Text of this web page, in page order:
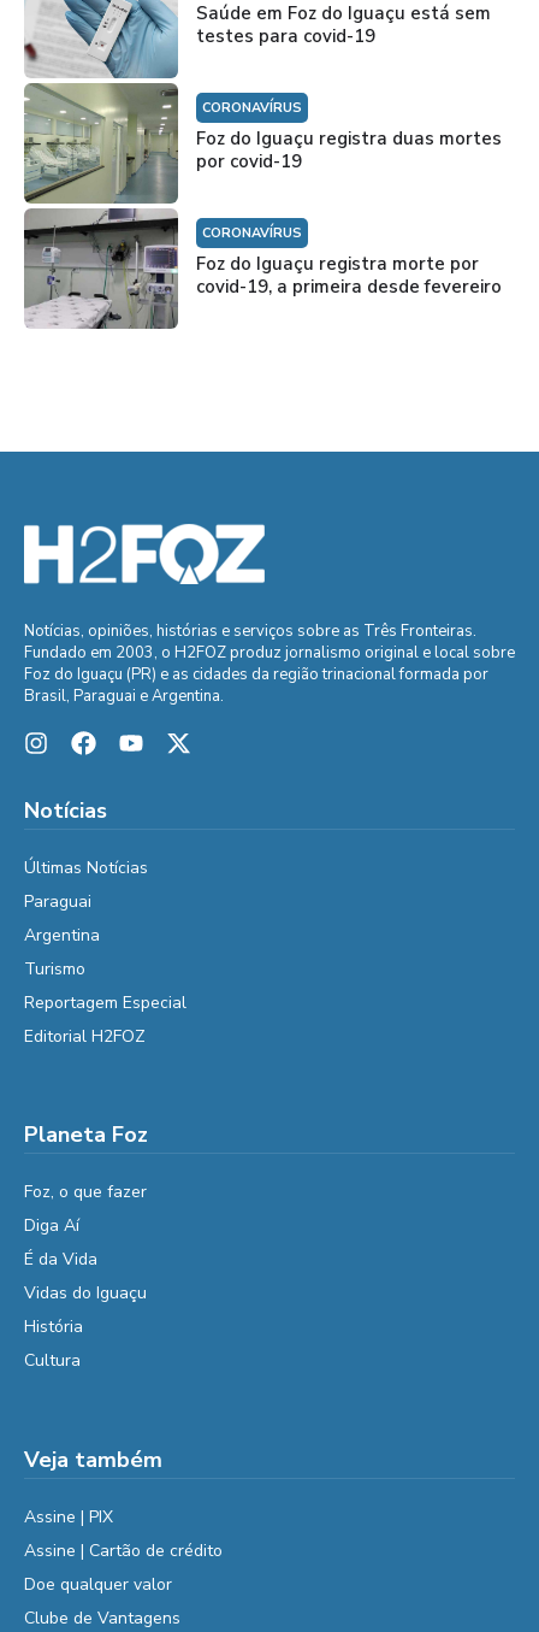
Saúde em Foz do Iguaçu está sem
testes para covid-19
CORONAVÍRUS
Foz do Iguaçu registra duas mortes
por covid-19
CORONAVÍRUS
Foz do Iguaçu registra morte por
covid-19, a primeira desde fevereiro
Notícias, opiniões, histórias e serviços sobre as Três Fronteiras.
Fundado em 2003, o H2FOZ produz jornalismo original e local sobre
Foz do Iguaçu (PR) e as cidades da região trinacional formada por
Brasil, Paraguai e Argentina.
Notícias
Últimas Notícias
Paraguai
Argentina
Turismo
Reportagem Especial
Editorial H2FOZ
Planeta Foz
Foz, o que fazer
Diga Aí
É da Vida
Vidas do Iguaçu
História
Cultura
Veja também
Assine | PIX
Assine | Cartão de crédito
Doe qualquer valor
Clube de Vantagens